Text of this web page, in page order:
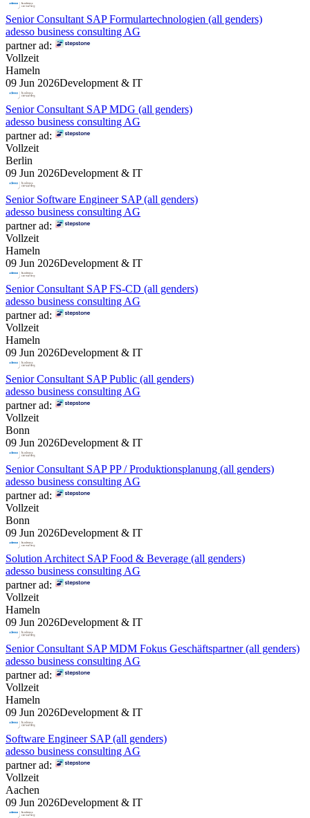
Senior Consultant SAP Formulartechnologien (all genders)
adesso business consulting AG
partner ad:
Vollzeit
Hameln
09 Jun 2026Development & IT
Senior Consultant SAP MDG (all genders)
adesso business consulting AG
partner ad:
Vollzeit
Berlin
09 Jun 2026Development & IT
Senior Software Engineer SAP (all genders)
adesso business consulting AG
partner ad:
Vollzeit
Hameln
09 Jun 2026Development & IT
Senior Consultant SAP FS-CD (all genders)
adesso business consulting AG
partner ad:
Vollzeit
Hameln
09 Jun 2026Development & IT
Senior Consultant SAP Public (all genders)
adesso business consulting AG
partner ad:
Vollzeit
Bonn
09 Jun 2026Development & IT
Senior Consultant SAP PP / Produktionsplanung (all genders)
adesso business consulting AG
partner ad:
Vollzeit
Bonn
09 Jun 2026Development & IT
Solution Architect SAP Food & Beverage (all genders)
adesso business consulting AG
partner ad:
Vollzeit
Hameln
09 Jun 2026Development & IT
Senior Consultant SAP MDM Fokus Geschäftspartner (all genders)
adesso business consulting AG
partner ad:
Vollzeit
Hameln
09 Jun 2026Development & IT
Software Engineer SAP (all genders)
adesso business consulting AG
partner ad:
Vollzeit
Aachen
09 Jun 2026Development & IT